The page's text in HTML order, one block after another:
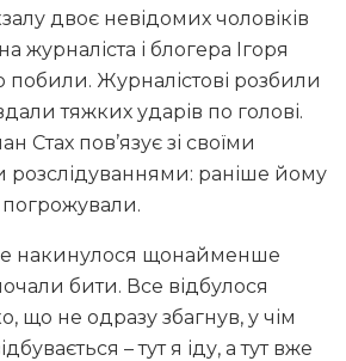
двоє невідомих чоловіків
журналіста і блогера Ігоря
побили. Журналістові розбили
тяжких ударів по голові.
Стах пов’язує зі своїми
розслідуваннями: раніше йому
накинулося щонайменше
бити. Все відбулося
що не одразу збагнув, у чім
– тут я іду, а тут вже